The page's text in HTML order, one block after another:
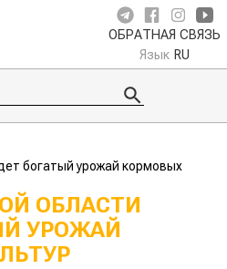
ОБРАТНАЯ СВЯЗЬ
Язык RU
богатый урожай кормовых
ОБЛАСТИ
УРОЖАЙ